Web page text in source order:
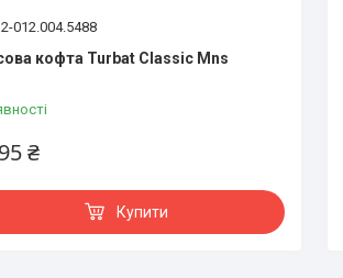
2-012.004.5488
кофта Turbat Classic Mns
₴
Купити